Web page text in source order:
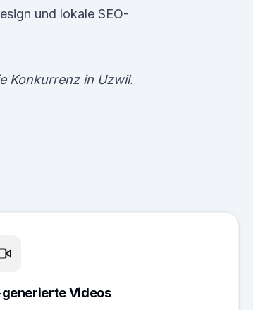
und lokale SEO-
Konkurrenz in Uzwil.
generierte Videos